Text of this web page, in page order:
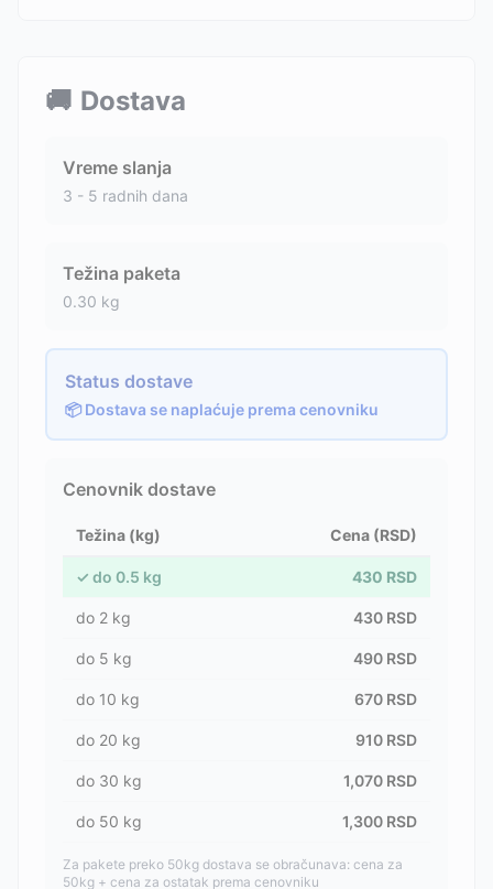
🚚 Dostava
Vreme slanja
3 - 5 radnih dana
Težina paketa
0.30 kg
Status dostave
📦 Dostava se naplaćuje prema cenovniku
Cenovnik dostave
Težina (kg) Cena (RSD)
✓ do 0.5 kg 430 RSD
do 2 kg 430 RSD
do 5 kg 490 RSD
do 10 kg 670 RSD
do 20 kg 910 RSD
do 30 kg 1,070 RSD
do 50 kg 1,300 RSD
Za pakete preko 50kg dostava se obračunava: cena za
50kg + cena za ostatak prema cenovniku